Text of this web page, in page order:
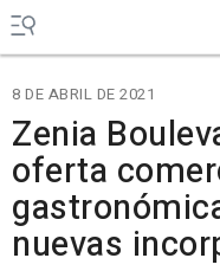
8 DE ABRIL DE 2021
Zenia
oferta
nuevas